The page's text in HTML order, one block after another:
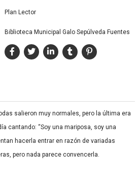
Plan Lector
Biblioteca Municipal Galo Sepúlveda Fuentes
salieron muy normales, pero la última era
cantando: “Soy una mariposa, soy una
hacerla entrar en razón de variadas
pero nada parece convencerla.